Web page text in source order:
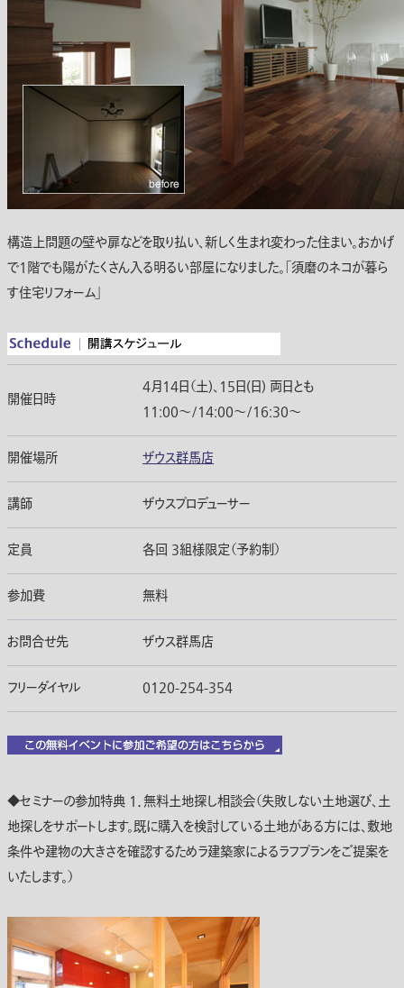
構造上問題の壁や扉などを取り払い、新しく生まれ変わった住まい。おかげ
で1階でも陽がたくさん入る明るい部屋になりました。「須磨のネコが暮ら
す住宅リフォーム」
開催日時
4月14日（土)、15日(日) 両日とも
11:00〜/14:00〜/16:30〜
開催場所 ザウス群馬店
講師 ザウスプロデューサー
定員 各回 3組様限定（予約制）
参加費 無料
お問合せ先 ザウス群馬店
フリーダイヤル 0120-254-354
◆セミナーの参加特典 1．無料土地探し相談会（失敗しない土地選び、土
地探しをサポートします。既に購入を検討している土地がある方には、敷地
条件や建物の大きさを確認するためラ建築家によるラフプランをご提案を
いたします。）